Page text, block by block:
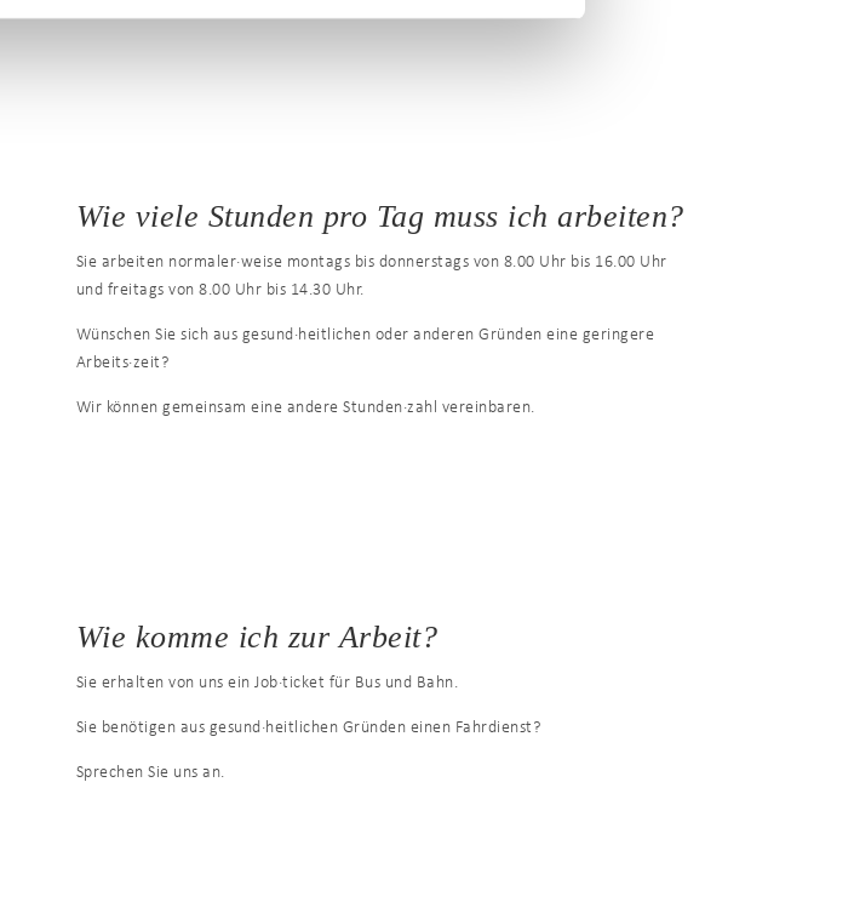
Wie viele Stunden pro Tag muss ich arbeiten?
Sie arbeiten normaler·weise montags bis donnerstags von 8.00 Uhr bis 16.00 Uhr
und freitags von 8.00 Uhr bis 14.30 Uhr.
Wünschen Sie sich aus gesund·heitlichen oder anderen Gründen eine geringere
Arbeits·zeit?
Wir können gemeinsam eine andere Stunden·zahl vereinbaren.
Wie komme ich zur Arbeit?
Sie erhalten von uns ein Job·ticket für Bus und Bahn.
Sie benötigen aus gesund·heitlichen Gründen einen Fahrdienst?
Sprechen Sie uns an.